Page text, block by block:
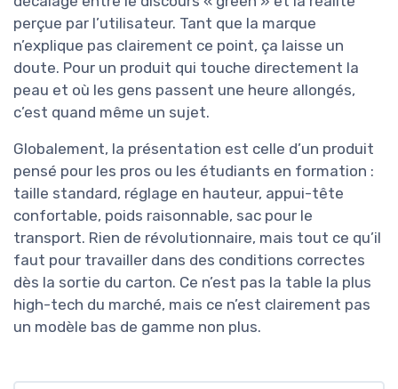
perçue par l’utilisateur. Tant que la marque
n’explique pas clairement ce point, ça laisse un
doute. Pour un produit qui touche directement la
peau et où les gens passent une heure allongés,
c’est quand même un sujet.
Globalement, la présentation est celle d’un produit
pensé pour les pros ou les étudiants en formation :
taille standard, réglage en hauteur, appui-tête
confortable, poids raisonnable, sac pour le
transport. Rien de révolutionnaire, mais tout ce qu’il
faut pour travailler dans des conditions correctes
dès la sortie du carton. Ce n’est pas la table la plus
high-tech du marché, mais ce n’est clairement pas
un modèle bas de gamme non plus.